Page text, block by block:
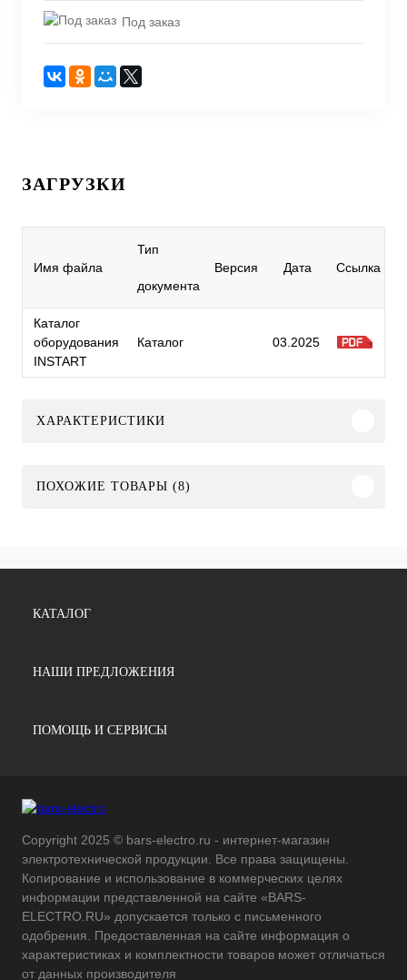
Под заказ
ЗАГРУЗКИ
Имя файла
Тип
документа
Версия Дата Ссылка
Каталог
оборудования
INSTART
Каталог 03.2025
ХАРАКТЕРИСТИКИ
ПОХОЖИЕ ТОВАРЫ (8)
КАТАЛОГ
НАШИ ПРЕДЛОЖЕНИЯ
ПОМОЩЬ И СЕРВИСЫ
Copyright 2025 © bars-electro.ru - интернет-магазин
электротехнической продукции. Все права защищены.
Копирование и использование в коммерческих целях
информации представленной на сайте «BARS-
ELECTRO.RU» допускается только с письменного
одобрения. Предоставленная на сайте информация о
характеристиках и комплектности товаров может отличаться
от данных производителя